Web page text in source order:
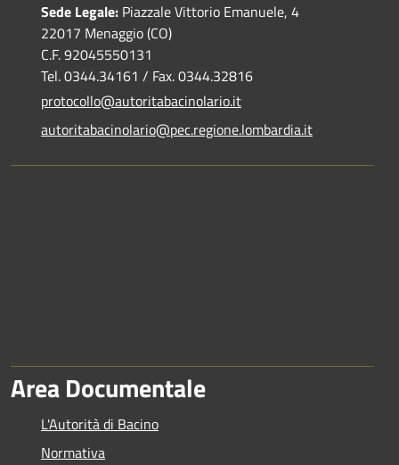
Sede Legale: Piazzale Vittorio Emanuele, 4
22017 Menaggio (CO)
C.F. 92045550131
Tel. 0344.34161 / Fax. 0344.32816
protocollo@autoritabacinolario.it
autoritabacinolario@pec.regione.lombardia.it
Area Documentale
L'Autorità di Bacino
Normativa